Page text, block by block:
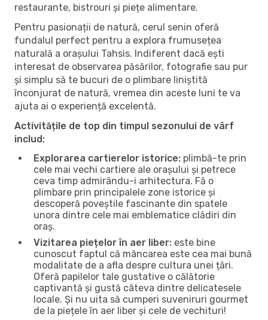
restaurante, bistrouri și piețe alimentare.
Pentru pasionații de natură, cerul senin oferă
fundalul perfect pentru a explora frumusețea
naturală a orașului Tahsis. Indiferent dacă ești
interesat de observarea păsărilor, fotografie sau pur
și simplu să te bucuri de o plimbare liniștită
înconjurat de natură, vremea din aceste luni te va
ajuta ai o experiență excelentă.
Activitățile de top din timpul sezonului de vârf
includ:
Explorarea cartierelor istorice: plimbă-te prin
cele mai vechi cartiere ale orașului și petrece
ceva timp admirându-i arhitectura. Fă o
plimbare prin principalele zone istorice și
descoperă poveștile fascinante din spatele
unora dintre cele mai emblematice clădiri din
oraș.
Vizitarea piețelor în aer liber: este bine
cunoscut faptul că mâncarea este cea mai bună
modalitate de a afla despre cultura unei țări.
Oferă papilelor tale gustative o călătorie
captivantă și gustă câteva dintre delicatesele
locale. Și nu uita să cumperi suveniruri gourmet
de la piețele în aer liber și cele de vechituri!